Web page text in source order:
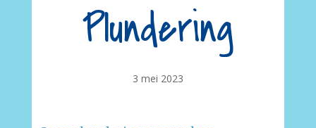
Plundering
3 mei 2023